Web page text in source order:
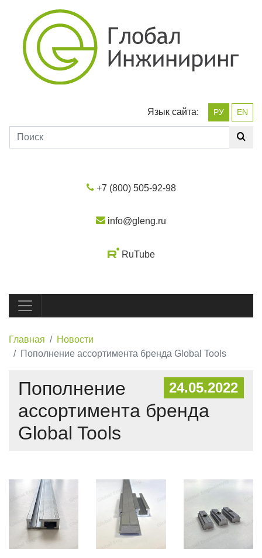
Язык сайта: РУ EN
+7 (800) 505-92-98
info@gleng.ru
RuTube
Главная
Новости
Пополнение ассортимента бренда Global Tools
24.05.2022
Пополнение
ассортимента бренда
Global Tools